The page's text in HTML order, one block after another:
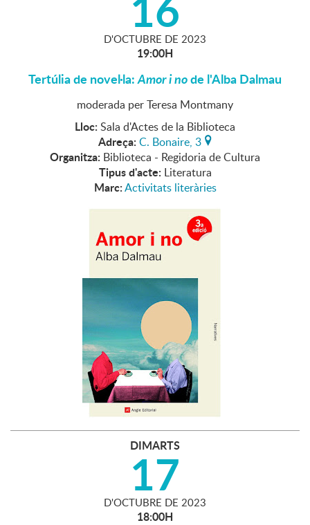
D'OCTUBRE DE 2023
19:00H
Tertúlia de novel·la:Amor i node l'Alba Dalmau
moderada per Teresa Montmany
Lloc: Sala d'Actes de la Biblioteca
Adreça: C. Bonaire, 3
Organitza: Biblioteca - Regidoria de Cultura
Tipus d'acte: Literatura
Marc:Activitats literàries
DIMARTS
17
D'OCTUBRE DE 2023
18:00H